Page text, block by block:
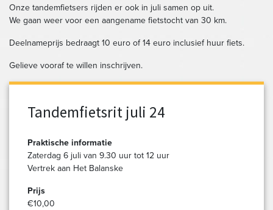
Onze tandemfietsers rijden er ook in juli samen op uit.
We gaan weer voor een aangename fietstocht van 30 km.
Deelnameprijs bedraagt 10 euro of 14 euro inclusief huur fiets.
Gelieve vooraf te willen inschrijven.
Tandemfietsrit juli 24
Praktische informatie
Zaterdag 6 juli van 9.30 uur tot 12 uur
Vertrek aan Het Balanske
Prijs
€10,00